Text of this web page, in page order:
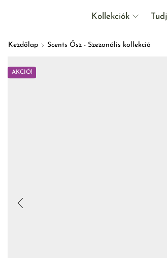
Kollekciók
Kezdőlap Scents Ősz - Szezonális kollekció
AKCIÓ!